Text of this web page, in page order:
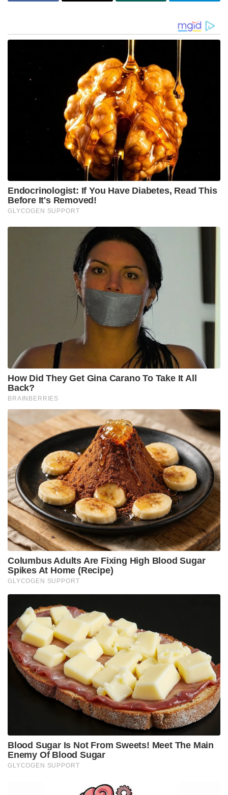
ശനിയാഴ്ച സാരന്ദ വനത്തിൽ സുരക്ഷാ സേന
തിരച്ചിൽ നടത്തുന്നതിനിടയിലാണ് സ്ഫോടനം
ഉണ്ടായത്. കമ്മ്യൂണിസ്റ്റ് ഭീകരരുടെ
ഒളിത്താവളങ്ങളിൽ ഒന്നായ ഈ മേഖലയിൽ
ഇതിനുമുമ്പ് പലതവണ ഐഇഡി സ്ഫോടനങ്ങൾ
ഉണ്ടായിട്ടുണ്ട്. ഇതിൽ പോലീസുകാർക്കും
സാധാരണക്കാർക്കും ഒരുപോലെ പരിക്കുകൾ
സംഭവിച്ചിട്ടുണ്ട്. അടുത്തിടെ സുരക്ഷാ സേന 20
കിലോഗ്രാം ഭാരമുള്ള ഒരു ഐഇഡി ബോംബ് ഈ
പ്രദേശത്തു നിന്നും കണ്ടെടുത്തിരുന്നു.
Maoist Attack IED Blast v